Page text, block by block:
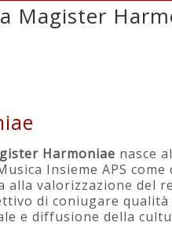
Magister
Harmoniae nasce
Insieme APS
alla valorizzazione del
di coniugare
e diffusione della